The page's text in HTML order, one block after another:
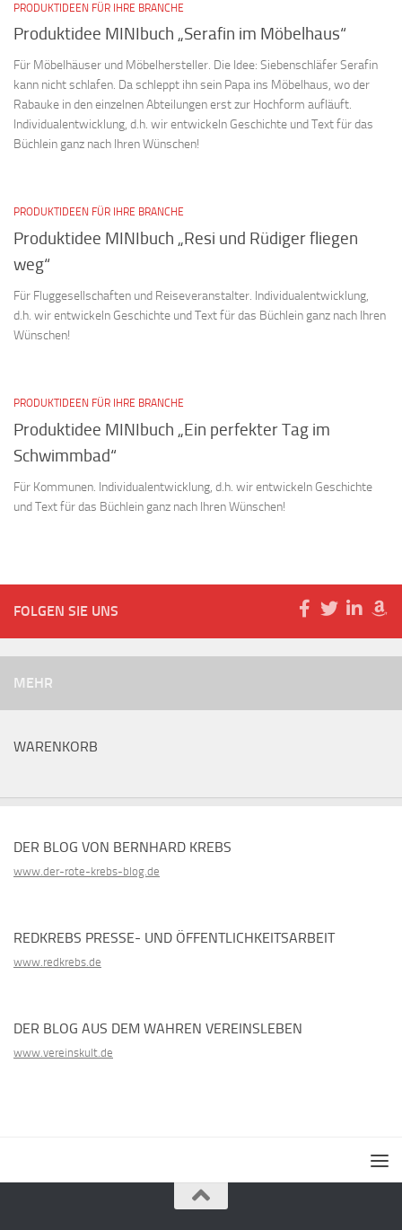
PRODUKTIDEEN FÜR IHRE BRANCHE
Produktidee MINIbuch „Serafin im Möbelhaus“
Für Möbelhäuser und Möbelhersteller. Die Idee: Siebenschläfer Serafin
kann nicht schlafen. Da schleppt ihn sein Papa ins Möbelhaus, wo der
Rabauke in den einzelnen Abteilungen erst zur Hochform aufläuft.
Individualentwicklung, d.h. wir entwickeln Geschichte und Text für das
Büchlein ganz nach Ihren Wünschen!
PRODUKTIDEEN FÜR IHRE BRANCHE
Produktidee MINIbuch „Resi und Rüdiger fliegen
weg“
Für Fluggesellschaften und Reiseveranstalter. Individualentwicklung,
d.h. wir entwickeln Geschichte und Text für das Büchlein ganz nach Ihren
Wünschen!
PRODUKTIDEEN FÜR IHRE BRANCHE
Produktidee MINIbuch „Ein perfekter Tag im
Schwimmbad“
Für Kommunen. Individualentwicklung, d.h. wir entwickeln Geschichte
und Text für das Büchlein ganz nach Ihren Wünschen!
FOLGEN SIE UNS
MEHR
WARENKORB
DER BLOG VON BERNHARD KREBS
www.der-rote-krebs-blog.de
REDKREBS PRESSE- UND ÖFFENTLICHKEITSARBEIT
www.redkrebs.de
DER BLOG AUS DEM WAHREN VEREINSLEBEN
www.vereinskult.de